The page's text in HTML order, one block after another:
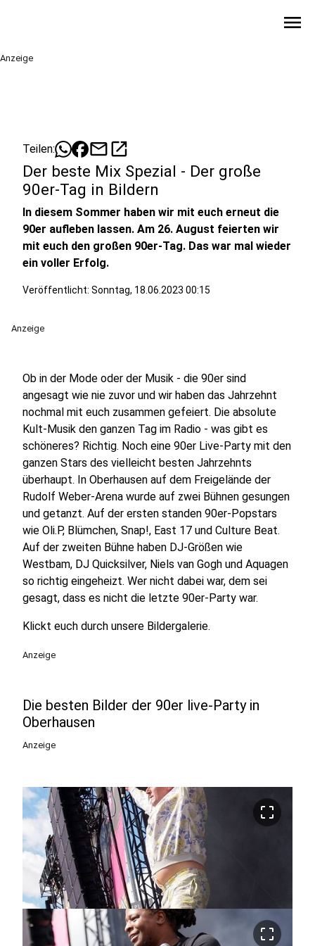
menu
Anzeige
Teilen: mailopen_in_new
Der beste Mix Spezial - Der große
90er-Tag in Bildern
In diesem Sommer haben wir mit euch erneut die
90er aufleben lassen. Am 26. August feierten wir
mit euch den großen 90er-Tag. Das war mal wieder
ein voller Erfolg.
Veröffentlicht: Sonntag, 18.06.2023 00:15
Anzeige
Ob in der Mode oder der Musik - die 90er sind
angesagt wie nie zuvor und wir haben das Jahrzehnt
nochmal mit euch zusammen gefeiert. Die absolute
Kult-Musik den ganzen Tag im Radio - was gibt es
schöneres? Richtig. Noch eine 90er Live-Party mit den
ganzen Stars des vielleicht besten Jahrzehnts
überhaupt. In Oberhausen auf dem Freigelände der
Rudolf Weber-Arena wurde auf zwei Bühnen gesungen
und getanzt. Auf der ersten standen 90er-Popstars
wie Oli.P, Blümchen, Snap!, East 17 und Culture Beat.
Auf der zweiten Bühne haben DJ-Größen wie
Westbam, DJ Quicksilver, Niels van Gogh und Aquagen
so richtig eingeheizt. Wer nicht dabei war, dem sei
gesagt, dass es nicht die letzte 90er-Party war.
Klickt euch durch unsere Bildergalerie.
Anzeige
Die besten Bilder der 90er live-Party in
Oberhausen
Anzeige
crop_free
crop_free